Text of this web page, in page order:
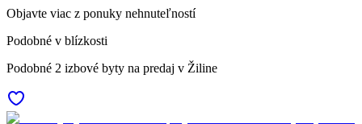
Objavte viac z ponuky nehnuteľností
Podobné v blízkosti
Podobné 2 izbové byty na predaj v Žiline